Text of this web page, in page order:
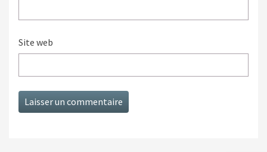
Site web